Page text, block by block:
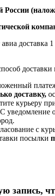
России
авиа доставка
доставки
доставку,
курьеру
уведомление
с
посылки
запись,